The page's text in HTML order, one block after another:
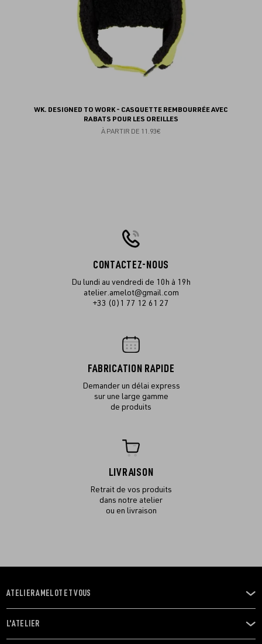
WK. DESIGNED TO WORK - CASQUETTE REMBOURRÉE AVEC
RABATS POUR LES OREILLES
À PARTIR DE 11.93€
CONTACTEZ-NOUS
Du lundi au vendredi de 10h à 19h
atelier.amelot@gmail.com
+33 (0)1 77 12 61 27
FABRICATION RAPIDE
Demander un délai express
sur une large gamme
de produits
LIVRAISON
Retrait de vos produits
dans notre atelier
ou en livraison
OUVRIR
LE
MENU
ATELIER AMELOT ET VOUS
OUVRIR
LE
L'ATELIER